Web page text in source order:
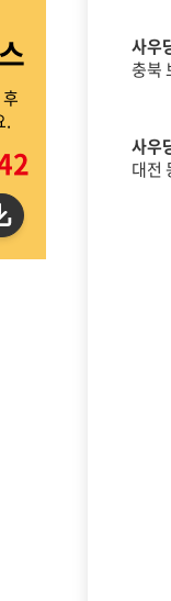
.
사우
충북
사우
대전